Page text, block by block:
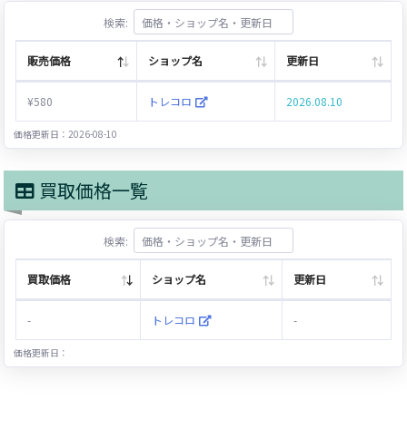
検索:
販売価格 ショップ名 更新日
¥580 トレコロ 2026.08.10
価格更新日：2026-08-10
買取価格一覧
検索:
買取価格 ショップ名 更新日
- トレコロ -
価格更新日：